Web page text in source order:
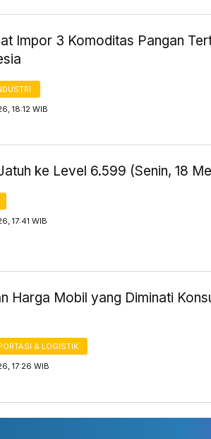
Impor 3 Komoditas Pangan
18:12 WIB
ke Level 6.599 (Senin, 18
17:41 WIB
Harga Mobil yang Diminati
& LOGISTIK
17:26 WIB